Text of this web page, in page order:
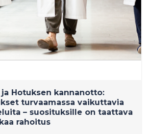
Hotuksen kannanotto:
turvaamassa vaikuttavia
– suosituksille on taattava
rahoitus